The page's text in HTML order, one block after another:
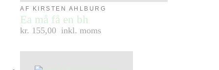
AF KIRSTEN AHLBURG
Ea må få en bh
kr. 155,00 inkl. moms